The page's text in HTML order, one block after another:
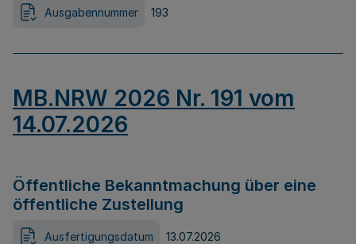
Ausgabennummer 193
MB.NRW 2026 Nr. 191 vom
14.07.2026
Öffentliche Bekanntmachung über eine
öffentliche Zustellung
Ausfertigungsdatum 13.07.2026